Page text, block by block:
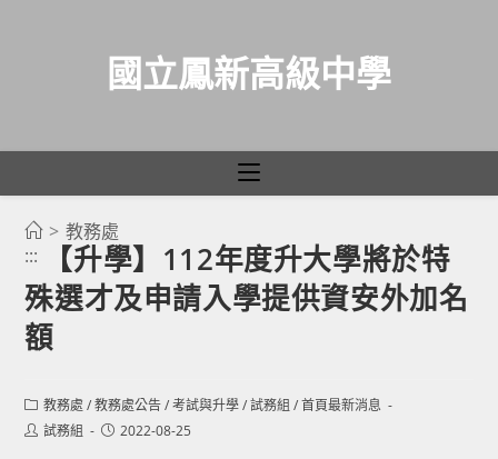
國立鳳新高級中學
> 教務處
:::
【升學】112年度升大學將於特
殊選才及申請入學提供資安外加名
額
Post
category:
教務處 / 教務處公告 / 考試與升學 / 試務組 / 首頁最新消息
Post試務組
Post2022-08-25